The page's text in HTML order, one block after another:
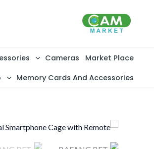
Market Place
Cameras
Memory Cards And Accessories